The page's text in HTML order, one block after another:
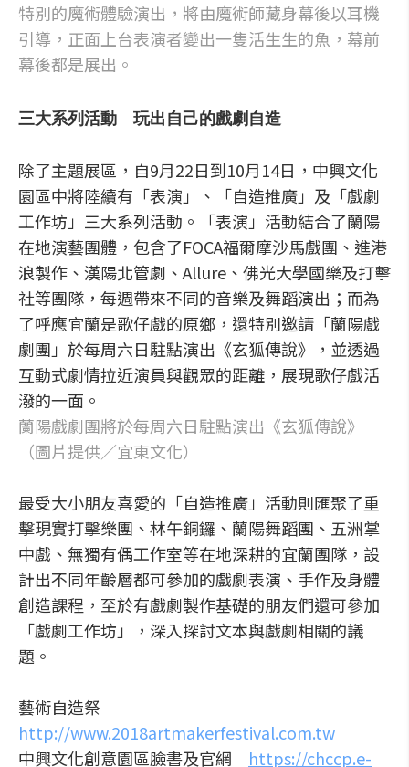
特別的魔術體驗演出，將由魔術師藏身幕後以耳機
引導，正面上台表演者變出一隻活生生的魚，幕前
幕後都是展出。
三大系列活動 玩出自己的戲劇自造
除了主題展區，自9月22日到10月14日，中興文化
園區中將陸續有「表演」、「自造推廣」及「戲劇
工作坊」三大系列活動。「表演」活動結合了蘭陽
在地演藝團體，包含了FOCA福爾摩沙馬戲團、進港
浪製作、漢陽北管劇、Allure、佛光大學國樂及打擊
社等團隊，每週帶來不同的音樂及舞蹈演出；而為
了呼應宜蘭是歌仔戲的原鄉，還特別邀請「蘭陽戲
劇團」於每周六日駐點演出《玄狐傳說》，並透過
互動式劇情拉近演員與觀眾的距離，展現歌仔戲活
潑的一面。
蘭陽戲劇團將於每周六日駐點演出《玄狐傳說》
（圖片提供／宜東文化）
最受大小朋友喜愛的「自造推廣」活動則匯聚了重
擊現實打擊樂團、林午銅鑼、蘭陽舞蹈團、五洲掌
中戲、無獨有偶工作室等在地深耕的宜蘭團隊，設
計出不同年齡層都可參加的戲劇表演、手作及身體
創造課程，至於有戲劇製作基礎的朋友們還可參加
「戲劇工作坊」，深入探討文本與戲劇相關的議
題。
藝術自造祭
http://www.2018artmakerfestival.com.tw
中興文化創意園區臉書及官網 https://chccp.e-